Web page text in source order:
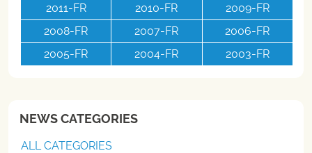
2011-FR
2010-FR
2009-FR
2008-FR
2007-FR
2006-FR
2005-FR
2004-FR 2003-FR
NEWS CATEGORIES
ALL CATEGORIES